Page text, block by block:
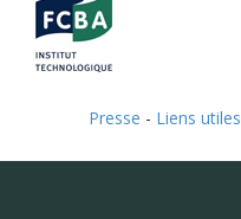
Presse - Liens utiles